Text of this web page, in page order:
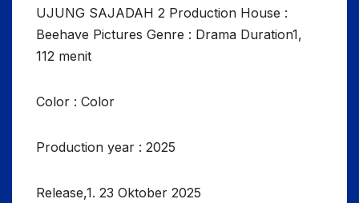
UJUNG SAJADAH 2 Production House :
Beehave Pictures Genre : Drama Duration1,
112 menit
Color : Color
Production year : 2025
Release,1. 23 Oktober 2025